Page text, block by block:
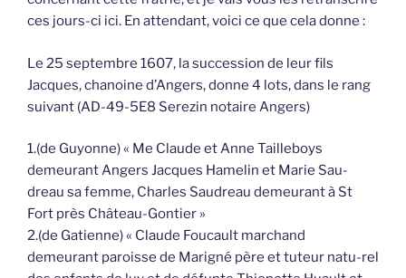
ces jours-ci ici. En attendant, voici ce que cela donne :
Le 25 septembre 1607, la succession de leur fils
Jacques, chanoine d’Angers, donne 4 lots, dans le rang
suivant (AD-49-5E8 Serezin notaire Angers)
1.(de Guyonne) « Me Claude et Anne Tailleboys
demeurant Angers Jacques Hamelin et Marie Sau-
dreau sa femme, Charles Saudreau demeurant à St
Fort près Château-Gontier »
2.(de Gatienne) « Claude Foucault marchand
demeurant paroisse de Marigné père et tuteur natu-rel